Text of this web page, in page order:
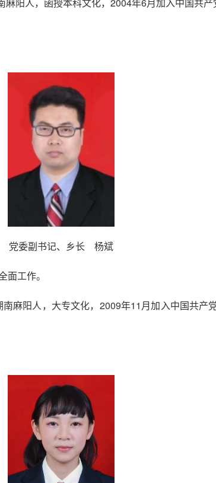
阳人，函授本科文化，2004年6月加入中国共
党委副书记、乡长 杨斌
工作。
麻阳人，大专文化，2009年11月加入中国共产